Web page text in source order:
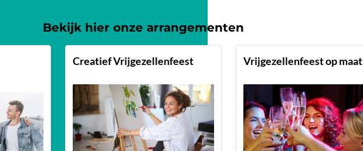
Bekijk hier onze arrangementen
Creatief Vrijgezellenfeest Vrijgezellenfeest op maat